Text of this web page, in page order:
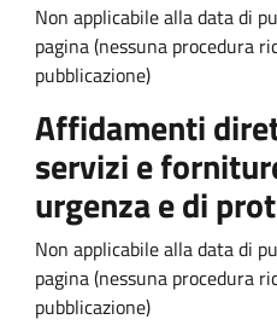
Non applicabile alla data di
pagina (nessuna procedura
pubblicazione)
Affidamenti
servizi e
urgenza e di
Non applicabile alla data di
pagina (nessuna procedura
pubblicazione)